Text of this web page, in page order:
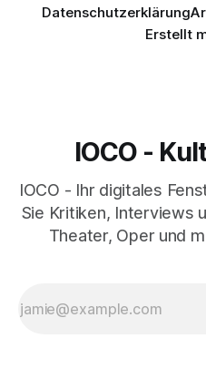
Datenschutzerklärung
Erstellt
IOCO -
IOCO - Ihr digitales
Sie Kritiken, Interviews
Theater, Oper und